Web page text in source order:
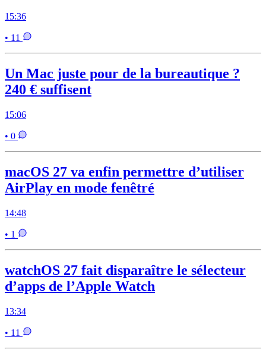
15:36
• 11
Un Mac juste pour de la bureautique ?
240 € suffisent
15:06
• 0
macOS 27 va enfin permettre d’utiliser
AirPlay en mode fenêtré
14:48
• 1
watchOS 27 fait disparaître le sélecteur
d’apps de l’Apple Watch
13:34
• 11